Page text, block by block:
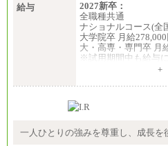
給与
2027新卒：
全職種共通
ナショナルコース(全
大学院卒 月給
大・高専・専門卒 月
※試用期間中も給与
大学院卒 月給
※試用期間中も給与
月給：250,000円～
+
一人ひとりの強みを尊重し、成長を